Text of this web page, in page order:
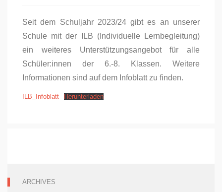
Seit dem Schuljahr 2023/24 gibt es an unserer
Schule mit der ILB (Individuelle Lernbegleitung)
ein weiteres Unterstützungsangebot für alle
Schüler:innen der 6.-8. Klassen. Weitere
Informationen sind auf dem Infoblatt zu finden.
ILB_Infoblatt Herunterladen
ARCHIVES